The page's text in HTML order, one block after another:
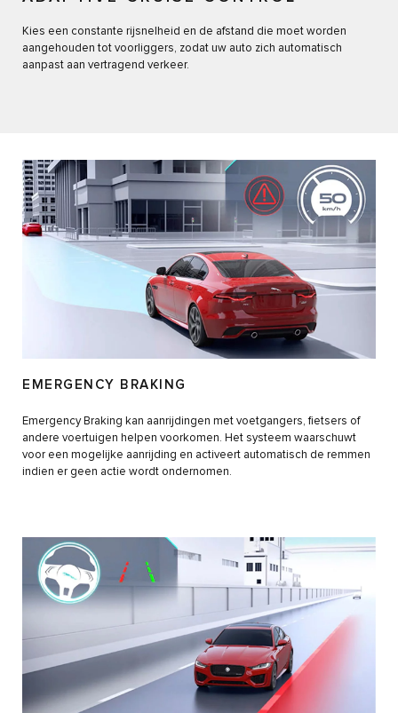
Kies een constante rijsnelheid en de afstand die moet worden
aangehouden tot voorliggers, zodat uw auto zich automatisch
aanpast aan vertragend verkeer.
EMERGENCY BRAKING
Emergency Braking kan aanrijdingen met voetgangers, fietsers of
andere voertuigen helpen voorkomen. Het systeem waarschuwt
voor een mogelijke aanrijding en activeert automatisch de remmen
indien er geen actie wordt ondernomen.